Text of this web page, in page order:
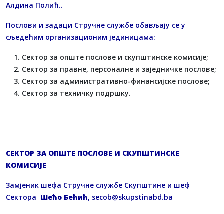
Алдина Полић..
Послови и задаци Стручне службе обављају се у
сљедећим организационим јединицама:
Сектор за опште послове и скупштинске комисије;
Сектор за правне, персоналне и заједничке послове;
Сектор за административно-финансијске послове;
Сектор за техничку подршку.
СЕКТОР ЗА ОПШТЕ ПОСЛОВЕ И СКУПШТИНСКЕ
КОМИСИЈЕ
Замјеник шефа Стручне службе Скупштине и шеф
Сектора Шећо Бећић, secob@skupstinabd.ba